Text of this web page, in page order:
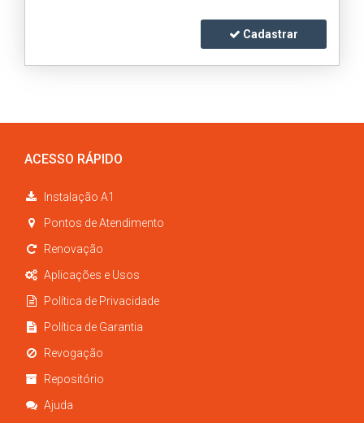
Cadastrar
ACESSO RÁPIDO
Instalação A1
Pontos de Atendimento
Renovação
Aplicações e Usos
Política de Privacidade
Política de Garantia
Revogação
Repositório
Ajuda